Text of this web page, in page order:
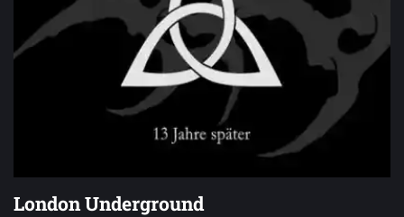
London Underground